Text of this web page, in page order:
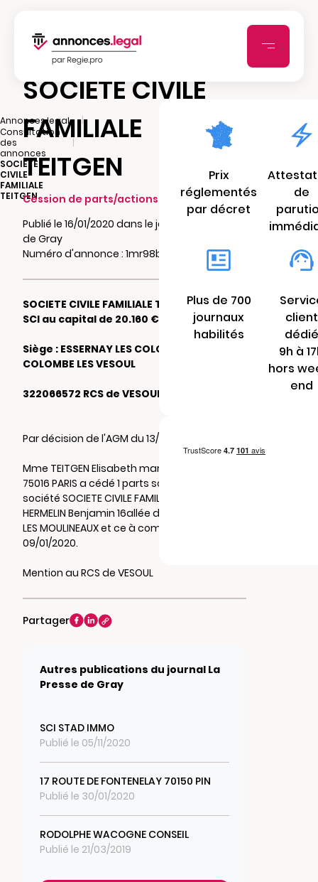
Annonces.legal
|
Consultation
des
annonces
|
SOCIETE
CIVILE
FAMILIALE
TEITGEN
SOCIETE CIVILE
FAMILIALE
TEITGEN
Cession de parts/actions sociales
Publié le 16/01/2020 dans le journal La Presse
de Gray
Numéro d'annonce : 1mr98bjturb
SOCIETE CIVILE FAMILIALE TEITGEN
SCI au capital de 20.160 €
Siège : ESSERNAY LES COLOMBE 70000
COLOMBE LES VESOUL
322066572 RCS de VESOUL
Par décision de l'AGM du 13/08/2018
Mme TEITGEN Elisabeth marie 5 rue rafaelli
75016 PARIS a cédé 1 parts sociales de la
société SOCIETE CIVILE FAMILIALE TEITGEN à M.
HERMELIN Benjamin 16allée du puits 92130 ISSY
LES MOULINEAUX et ce à compter du
09/01/2020.
Mention au RCS de VESOUL
Partager
Autres publications du journal La
Presse de Gray
SCI STAD IMMO
Publié le 05/11/2020
17 ROUTE DE FONTENELAY 70150 PIN
Publié le 30/01/2020
RODOLPHE WACOGNE CONSEIL
Publié le 21/03/2019
Prix
réglementés
par décret
de
Plus de 700
journaux
habilités
client
dédié
9h à
hors
end